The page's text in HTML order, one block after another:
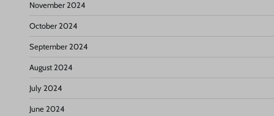
November 2024
October 2024
September 2024
August 2024
July 2024
June 2024